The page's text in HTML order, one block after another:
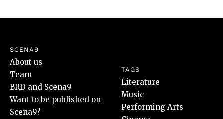
SCENA9
About us
Team
BRD and Scena9
Want to be published on
Scena9?
TAGS
Literature
Music
Performing Arts